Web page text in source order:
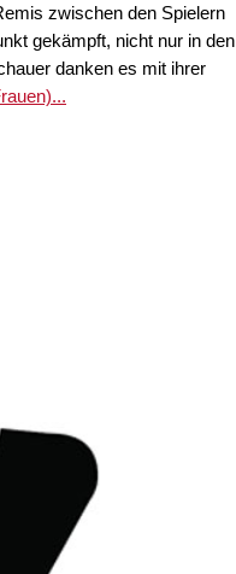
zwischen den Spielern
gekämpft, nicht nur in den
danken es mit ihrer